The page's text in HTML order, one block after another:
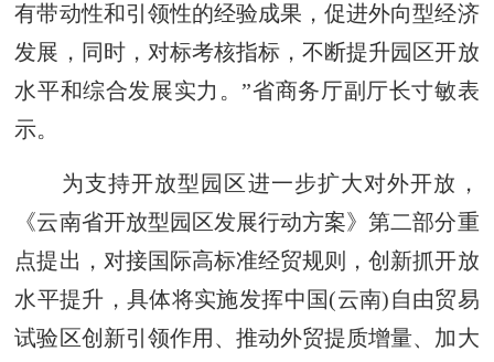
有带动性和引领性的经验成果，促进外向型经济
发展，同时，对标考核指标，不断提升园区开放
水平和综合发展实力。”省商务厅副厅长寸敏表
示。
为支持开放型园区进一步扩大对外开放，
《云南省开放型园区发展行动方案》第二部分重
点提出，对接国际高标准经贸规则，创新抓开放
水平提升，具体将实施发挥中国(云南)自由贸易
试验区创新引领作用、推动外贸提质增量、加大